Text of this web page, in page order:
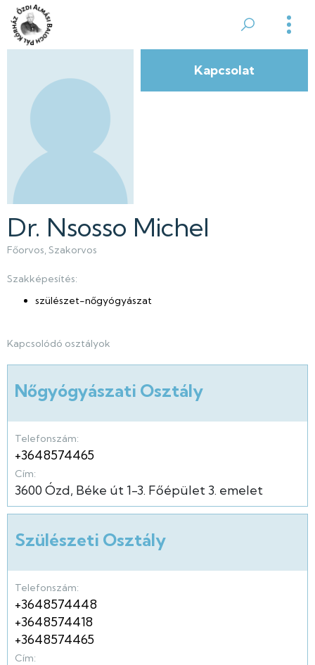
Ugrás
tartalomraÓzdi
Almási
Balogh
Pál
Kórház
Kapcsolat
Dr. Nsosso Michel
Főorvos Szakorvos
Szakképesítés:
szülészet-nőgyógyászat
Kapcsolódó osztályok
Nőgyógyászati Osztály
Telefonszám:
+3648574465
Cím:
3600Ózd Béke út 1-3. Főépület3. emelet
Szülészeti Osztály
Telefonszám:
+3648574448
+3648574418
+3648574465
Cím: